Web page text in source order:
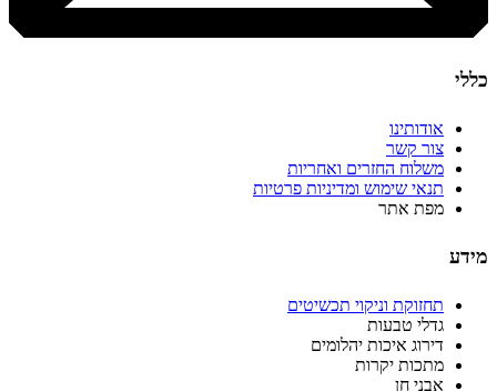
כללי
אודותינו
צור קשר
משלוח החזרים ואחריות
תנאי שימוש ומדיניות פרטיות
מפת אתר
מידע
תחזוקת וניקוי תכשיטים
גדלי טבעות
דירוג איכות יהלומים
מתכות יקרות
אבני חן